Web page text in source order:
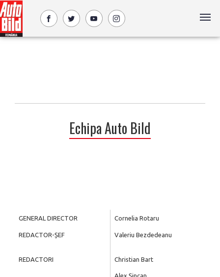
Echipa Auto Bild
GENERAL DIRECTOR Cornelia Rotaru
REDACTOR-ȘEF Valeriu Bezdedeanu
REDACTORI Christian Bart
Alex Șincan